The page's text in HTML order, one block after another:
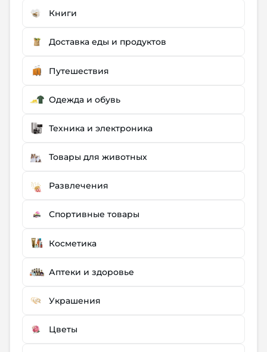
Книги
Доставка еды и продуктов
Путешествия
Одежда и обувь
Техника и электроника
Товары для животных
Развлечения
Спортивные товары
Косметика
Аптеки и здоровье
Украшения
Цветы